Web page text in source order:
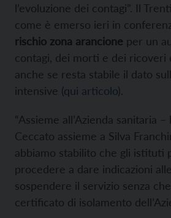
l’evoluzione dei contagi”. Il
come è emerso ieri in
rischio zona arancione per un
contagi, dei morti e dei ricoveri
anche se resta stabile il dato
intensive (qui articolo).
“Assieme all’Azienda sanitaria –
Ceccato assieme a Silva
abbiamo stabilito che gli istituti
procedere a dare indicazioni
sospendere il servizio senza
certificato di isolamento